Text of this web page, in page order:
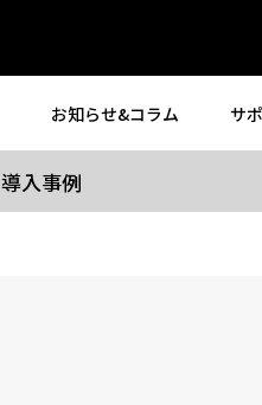
お知らせ&コラム サ
導入事例